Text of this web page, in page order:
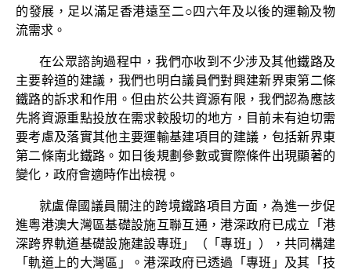
的發展，足以滿足香港遠至二○四六年及以後的運輸及物
流需求。
在公眾諮詢過程中，我們亦收到不少涉及其他鐵路及
主要幹道的建議，我們也明白議員們對興建新界東第二條
鐵路的訴求和作用。但由於公共資源有限，我們認為應該
先將資源重點投放在需求較殷切的地方，目前未有迫切需
要考慮及落實其他主要運輸基建項目的建議，包括新界東
第二條南北鐵路。如日後規劃參數或實際條件出現顯著的
變化，政府會適時作出檢視。
就盧偉國議員關注的跨境鐵路項目方面，為進一步促
進粵港澳大灣區基礎設施互聯互通，港深政府已成立「港
深跨界軌道基礎設施建設專班」（「專班」），共同構建
「軌道上的大灣區」。港深政府已透過「專班」及其「技